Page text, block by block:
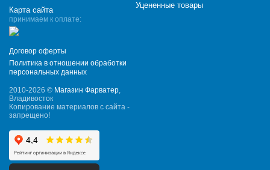
принимаем к оплате:
Договор оферты
Политика в отношении обработки
персональных данных
2010-2026 © Магазин Фарватер,
Владивосток
Копирование материалов с сайта -
запрещено!
Карта сайта
Уцененные товары